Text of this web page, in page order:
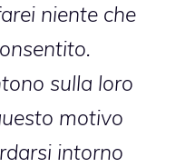
niente che
sulla loro
motivo
intorno